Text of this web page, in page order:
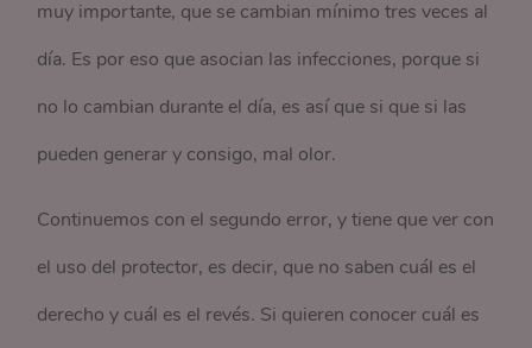
muy importante, que se cambian mínimo tres veces al
día. Es por eso que asocian las infecciones, porque si
no lo cambian durante el día, es así que si que si las
pueden generar y consigo, mal olor.
Continuemos con el segundo error, y tiene que ver con
el uso del protector, es decir, que no saben cuál es el
derecho y cuál es el revés. Si quieren conocer cuál es